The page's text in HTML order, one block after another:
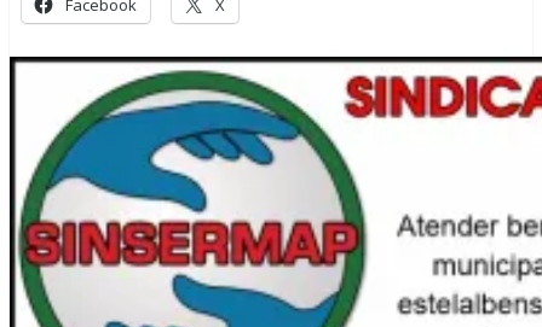
Facebook X